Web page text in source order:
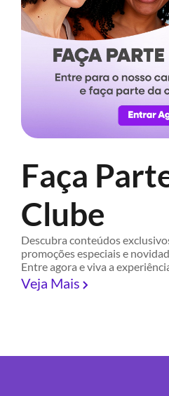
Faça
Clube
Descubra conteúdos
promoções especiais e
Entre agora e viva a
Veja Mais